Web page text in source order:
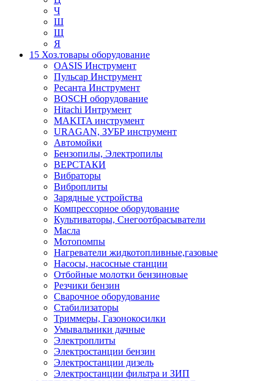
Ч
Ш
Щ
Я
15 Хоз.товары оборудование
OASIS Инструмент
Пульсар Инструмент
Ресанта Инструмент
BOSCH оборудование
Hitachi Интрумент
MAKITA инструмент
URAGAN, ЗУБР инструмент
Автомойки
Бензопилы, Электропилы
ВЕРСТАКИ
Вибраторы
Виброплиты
Зарядные устройства
Компрессорное оборудование
Культиваторы, Снегоотбрасыватели
Масла
Мотопомпы
Нагреватели жидкотопливные,газовые
Насосы, насосные станции
Отбойные молотки бензиновые
Резчики бензин
Сварочное оборудование
Стабилизаторы
Триммеры, Газонокосилки
Умывальники дачные
Электроплиты
Электростанции бензин
Электростанции дизель
Электростанции фильтра и ЗИП